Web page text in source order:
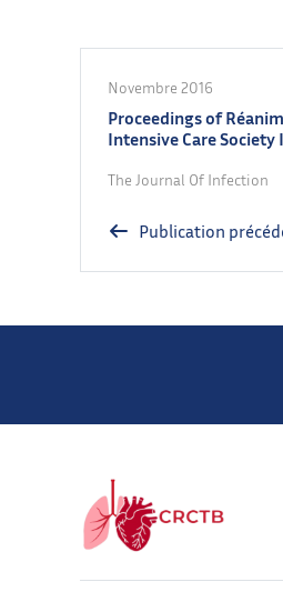
Novembre 2016
Proceedings of
Intensive Care
The Journal Of Infection
Publication